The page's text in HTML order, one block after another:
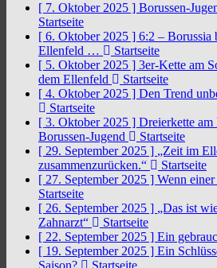
[ 7. Oktober 2025 ] Borussen-
Startseite
[ 6. Oktober 2025 ] 6:2 – Borussia
Ellenfeld …
Startseite
[ 5. Oktober 2025 ] 3er-Kette am
dem Ellenfeld
Startseite
[ 4. Oktober 2025 ] Den Trend
Startseite
[ 3. Oktober 2025 ] Dreierkette
Borussen-Jugend
Startseite
[ 29. September 2025 ] „Zeit im
zusammenzurücken.“
Startseite
[ 27. September 2025 ] Wenn
Startseite
[ 26. September 2025 ] „Das ist
Zahnarzt“
Startseite
[ 22. September 2025 ] Ein
[ 19. September 2025 ] Ein
Saison?
Startseite